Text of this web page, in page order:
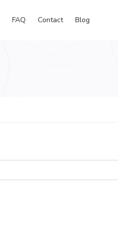
FAQ Contact Blog